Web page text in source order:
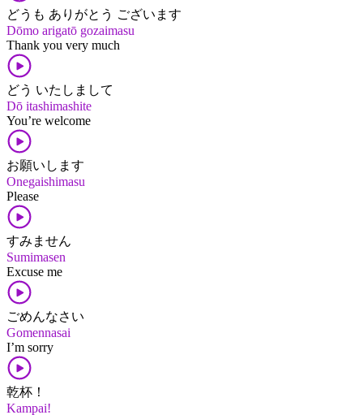
どうも ありがとう ございます
Dōmo arigatō gozaimasu
Thank you very much
どう いたしまして
Dō itashimashite
You’re welcome
お願いします
Onegaishimasu
Please
すみません
Sumimasen
Excuse me
ごめんなさい
Gomennasai
I’m sorry
乾杯！
Kampai!